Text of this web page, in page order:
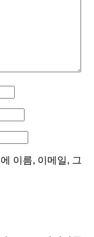
이름, 이메일, 그